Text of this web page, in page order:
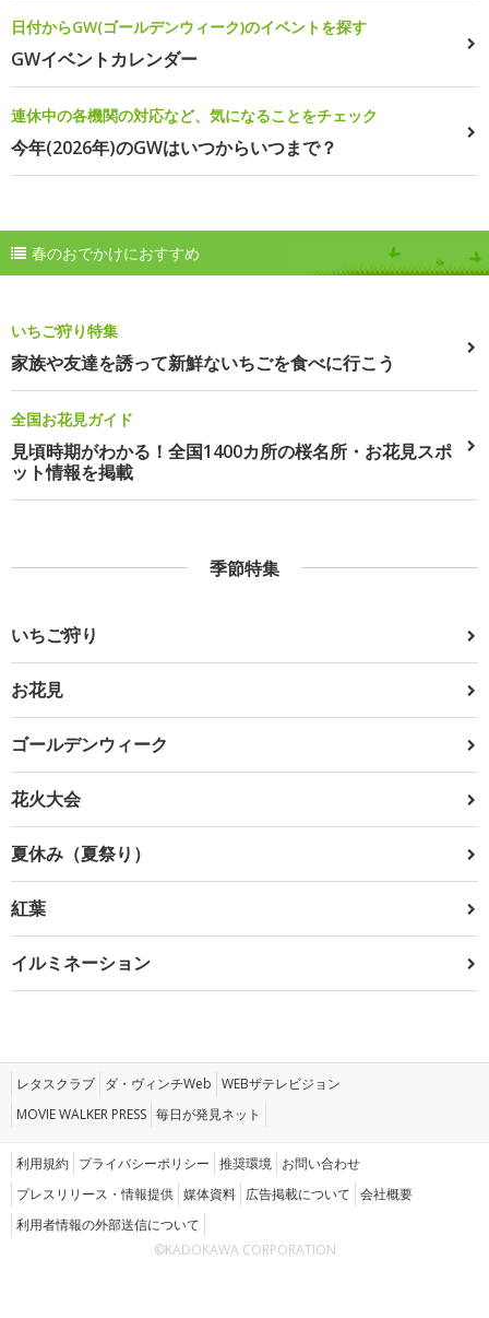
日付からGW(ゴールデンウィーク)のイベントを探す
GWイベントカレンダー
連休中の各機関の対応など、気になることをチェック
今年(2026年)のGWはいつからいつまで？
春のおでかけにおすすめ
いちご狩り特集
家族や友達を誘って新鮮ないちごを食べに行こう
全国お花見ガイド
見頃時期がわかる！全国1400カ所の桜名所・お花見スポ
ット情報を掲載
季節特集
いちご狩り
お花見
ゴールデンウィーク
花火大会
夏休み（夏祭り）
紅葉
イルミネーション
レタスクラブ ダ・ヴィンチWeb WEBザテレビジョン
MOVIE WALKER PRESS 毎日が発見ネット
利用規約 プライバシーポリシー 推奨環境 お問い合わせ
プレスリリース・情報提供 媒体資料 広告掲載について 会社概要
利用者情報の外部送信について
©KADOKAWA CORPORATION